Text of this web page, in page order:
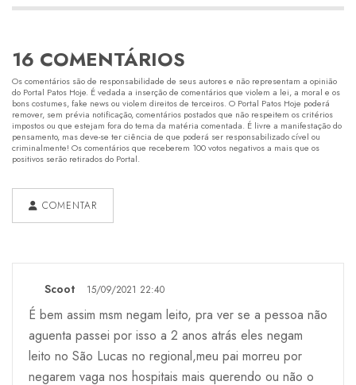
16 COMENTÁRIOS
Os comentários são de responsabilidade de seus autores e não representam a opinião
do Portal Patos Hoje. É vedada a inserção de comentários que violem a lei, a moral e os
bons costumes, fake news ou violem direitos de terceiros. O Portal Patos Hoje poderá
remover, sem prévia notificação, comentários postados que não respeitem os critérios
impostos ou que estejam fora do tema da matéria comentada. É livre a manifestação do
pensamento, mas deve-se ter ciência de que poderá ser responsabilizado cível ou
criminalmente! Os comentários que receberem 100 votos negativos a mais que os
positivos serão retirados do Portal.
COMENTAR
Scoot 15/09/2021 22:40
É bem assim msm negam leito, pra ver se a pessoa não
aguenta passei por isso a 2 anos atrás eles negam
leito no São Lucas no regional,meu pai morreu por
negarem vaga nos hospitais mais querendo ou não o